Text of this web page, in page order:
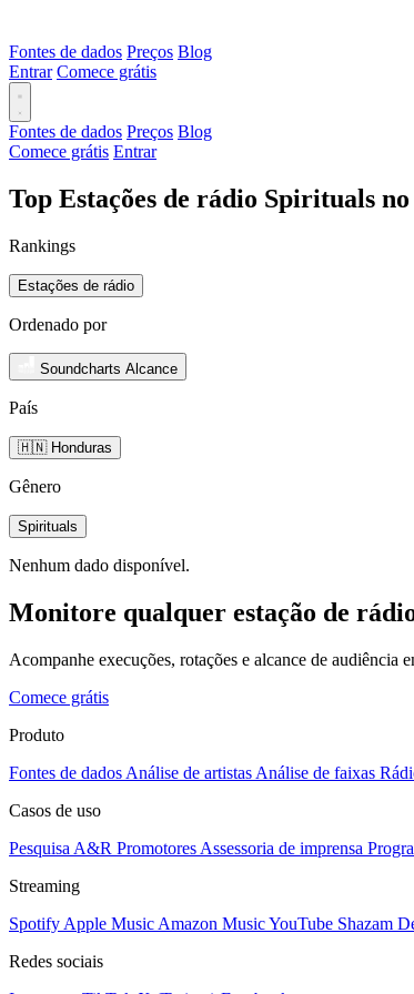
Fontes de dados Preços Blog
Entrar Comece grátis
Fontes de dados Preços Blog
Comece grátis Entrar
Top Estações de rádio Spirituals
Rankings
Estações de rádio
Ordenado por
Soundcharts Alcance
País
🇭🇳 Honduras
Gênero
Spirituals
Nenhum dado disponível.
Monitore qualquer estação de
Acompanhe execuções, rotações e alcance de audiência
Comece grátis
Produto
Fontes de dados Análise de artistas Análise de faixas
Casos de uso
Pesquisa A&R Promotores Assessoria de imprensa
Streaming
Spotify Apple Music Amazon MusicYouTube Shazam
Redes sociais